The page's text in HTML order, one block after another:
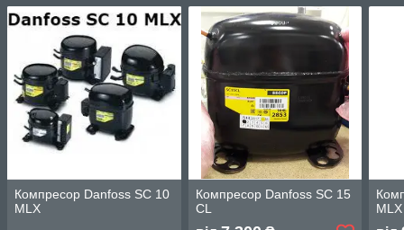
Компресор Danfoss SC 10
MLX
Компресор Danfoss SC 15
CL
MLX